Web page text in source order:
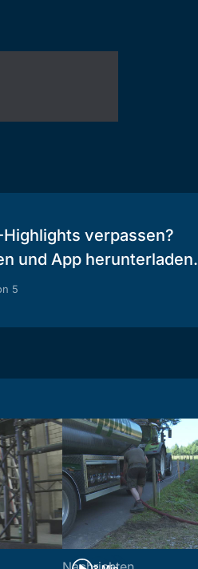
verpassen?
und App herunterladen.
5